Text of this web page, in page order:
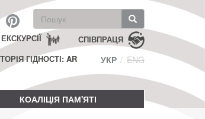
Пошукова
форма
Пошук СПІВПРАЦЯ
ЕКСКУРСІЇ
ГІДНОСТІ: AR
УКР ENG
КОАЛІЦІЯ ПАМ'ЯТІ